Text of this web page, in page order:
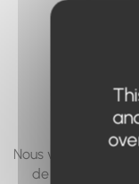
Nous vous invitons
de page, ou à